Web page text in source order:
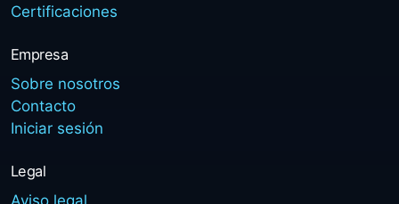
Certificaciones
Empresa
Sobre nosotros
Contacto
Iniciar sesión
Legal